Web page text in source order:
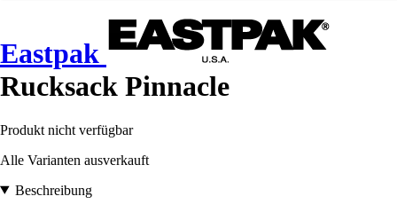
Eastpak
Rucksack Pinnacle
Produkt nicht verfügbar
Alle Varianten ausverkauft
Beschreibung